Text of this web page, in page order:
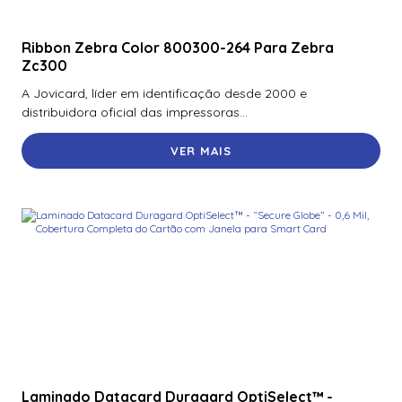
Ribbon Zebra Color 800300-264 Para Zebra
Zc300
A Jovicard, líder em identificação desde 2000 e
distribuidora oficial das impressoras...
VER MAIS
Laminado Datacard Duragard OptiSelect™ -